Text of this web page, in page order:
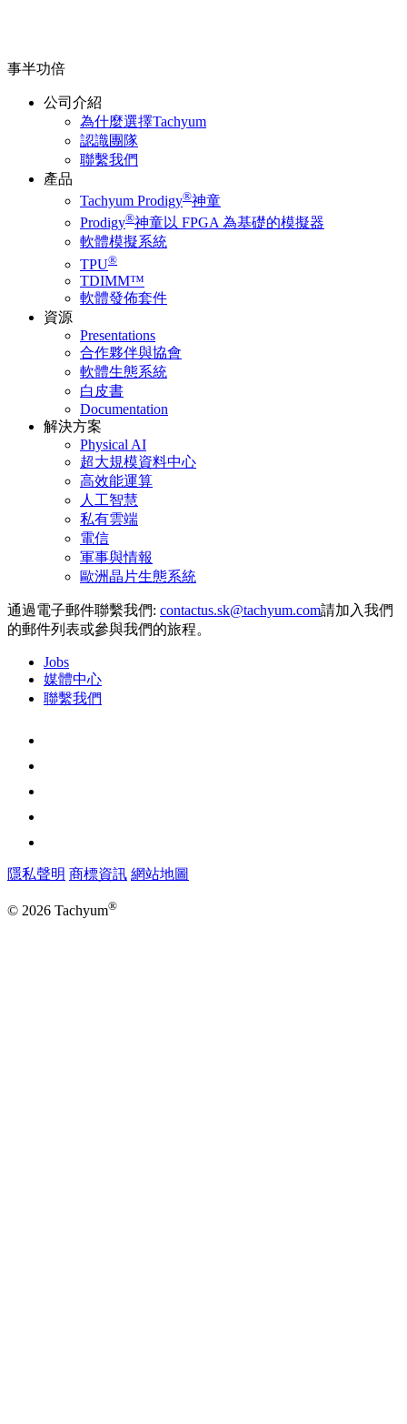
事半功倍
公司介紹
為什麼選擇Tachyum
認識團隊
聯繫我們
產品
Tachyum Prodigy®神童
Prodigy®神童以 FPGA 為基礎的模擬器
軟體模擬系統
TPU®
TDIMM™
軟體發佈套件
資源
Presentations
合作夥伴與協會
軟體生態系統
白皮書
Documentation
解決方案
Physical AI
超大規模資料中心
高效能運算
人工智慧
私有雲端
電信
軍事與情報
歐洲晶片生態系統
通過電子郵件聯繫我們:
請加入我們
的郵件列表或參與我們的旅程。
Jobs
媒體中心
聯繫我們
隱私聲明 商標資訊 網站地圖
© 2026 Tachyum®